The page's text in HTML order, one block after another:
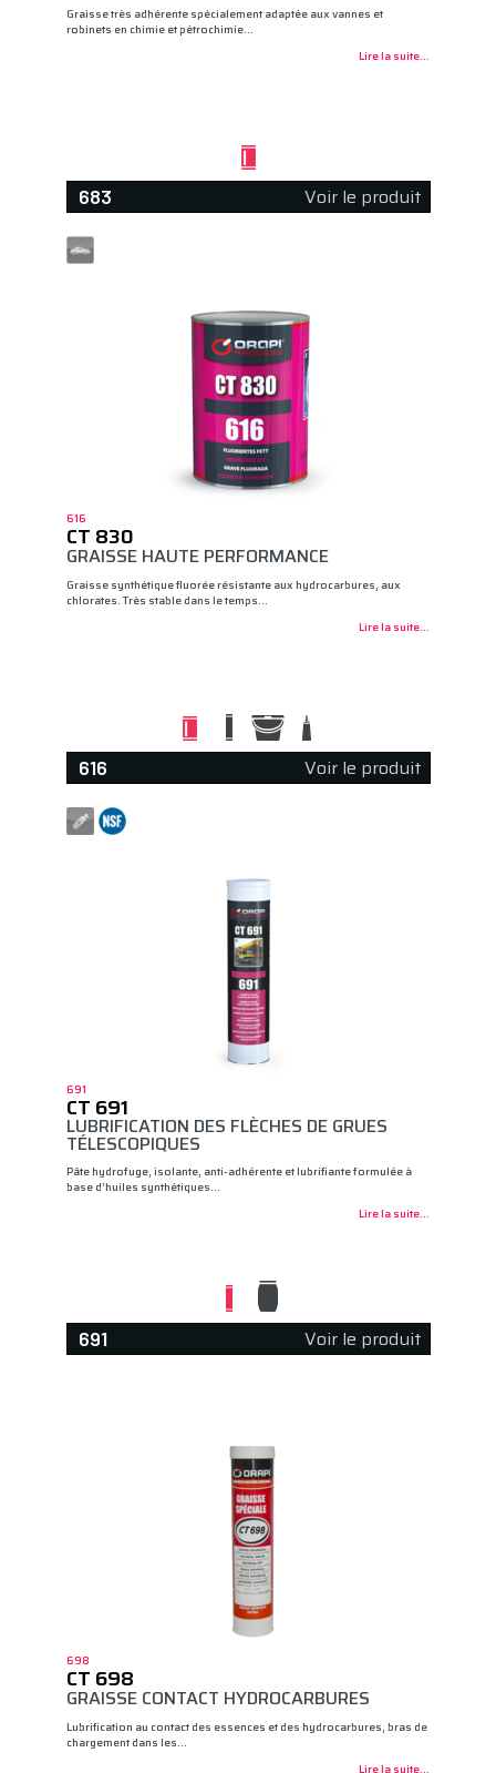
Graisse très adhérente spécialement adaptée aux vannes et
robinets en chimie et pétrochimie…
Lire la suite...
683 Voir le produit
616
CT 830
GRAISSE HAUTE PERFORMANCE
Graisse synthétique fluorée résistante aux hydrocarbures, aux
chlorates. Très stable dans le temps…
Lire la suite...
616 Voir le produit
691
CT 691
LUBRIFICATION DES FLÈCHES DE GRUES
TÉLESCOPIQUES
Pâte hydrofuge, isolante, anti-adhérente et lubrifiante formulée à
base d’huiles synthétiques…
Lire la suite...
691 Voir le produit
698
CT 698
GRAISSE CONTACT HYDROCARBURES
Lubrification au contact des essences et des hydrocarbures, bras de
chargement dans les…
Lire la suite...